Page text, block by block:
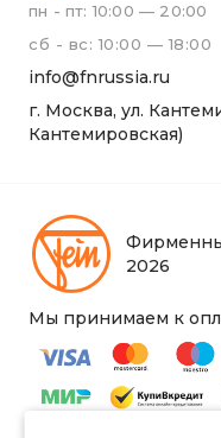
пн - пт: 10:00 — 20:00
сб - вс: 10:00 — 18:00
info@fnrussia.ru
г. Москва, ул.
Кантемировская)
2026
Мы принимаем к